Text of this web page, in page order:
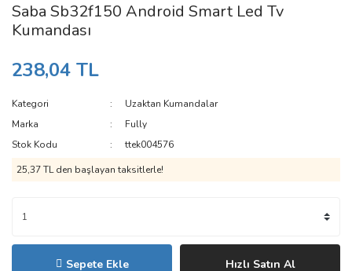
Saba Sb32f150 Android Smart Led Tv
Kumandası
238,04 TL
Kategori
Uzaktan Kumandalar
Marka
Fully
Stok Kodu
ttek004576
25,37 TL den başlayan taksitlerle!
Sepete Ekle Hızlı Satın Al